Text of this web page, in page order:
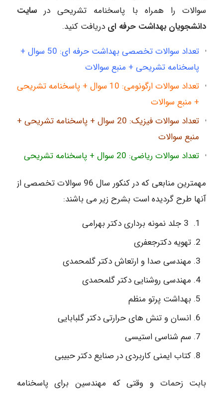
سوالات را همراه با پاسخنامه تشریحی درسایت
دانشجویان بهداشت حرفه ای دریافت کنید.
تعداد سوالات تخصصی بهداشت حرفه ای: 50 سوال +
پاسخنامه تشریحی + منبع سوالات
تعداد سوالات ارگونومی: 10 سوال + پاسخنامه تشریحی
+ منبع سوالات
تعداد سوالات فیزیک: 20 سوال + پاسخنامه تشریحی +
منبع سوالات
تعداد سوالات ریاضی: 20 سوال + پاسخنامه تشریحی
مهمترین منابعی که در کنکور سال 96 سوالات تخصصی از
آنها طرح گردیده است بشرح زیر می باشند:
تهویه دکترجعفری
مهندسی صدا و ارتعاش دکتر گلمحمدی
مهندسی روشنایی دکتر گلمحمدی
بهداشت پرتو منظم
انسان و تنش های حرارتی دکتر گلبابایی
سم شناسی استیسی
کتاب ایمنی کاربردی در صنایع دکتر حبیبی
بابت زحمات و وقتی که مهندسین برای پاسخنامه